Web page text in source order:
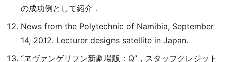
の成功例として紹介．
News from the Polytechnic of Namibia, September
14, 2012. Lecturer designs satellite in Japan.
“ヱヴァンゲリヲン新劇場版：Q”，スタッフクレジット